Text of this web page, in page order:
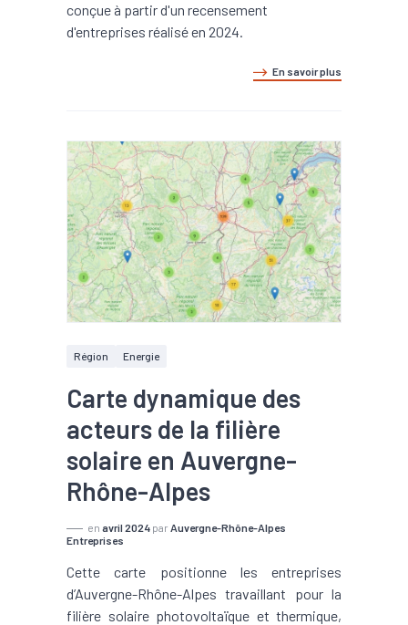
conçue à partir d'un recensement
d'entreprises réalisé en 2024.
En savoir plus
Région Energie
Carte dynamique des
acteurs de la filière
solaire en Auvergne-
Rhône-Alpes
en avril 2024 par Auvergne-Rhône-Alpes
Entreprises
Cette carte positionne les entreprises
d’Auvergne-Rhône-Alpes travaillant pour la
filière solaire photovoltaïque et thermique,